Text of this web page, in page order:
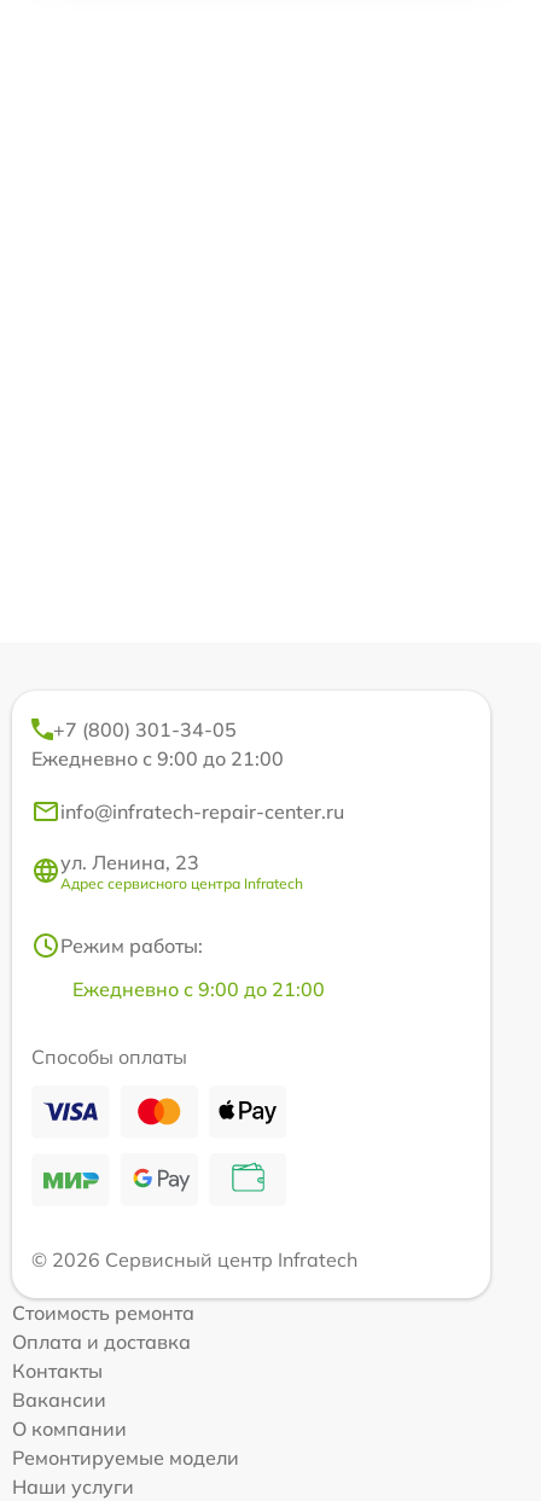
+7 (800) 301-34-05
Ежедневно с 9:00 до 21:00
info@infratech-repair-center.ru
ул. Ленина, 23
Адрес сервисного центра Infratech
Режим работы:
Ежедневно с 9:00 до 21:00
Способы оплаты
© 2026 Сервисный центр Infratech
Стоимость ремонта
Оплата и доставка
Контакты
Вакансии
О компании
Ремонтируемые модели
Наши услуги